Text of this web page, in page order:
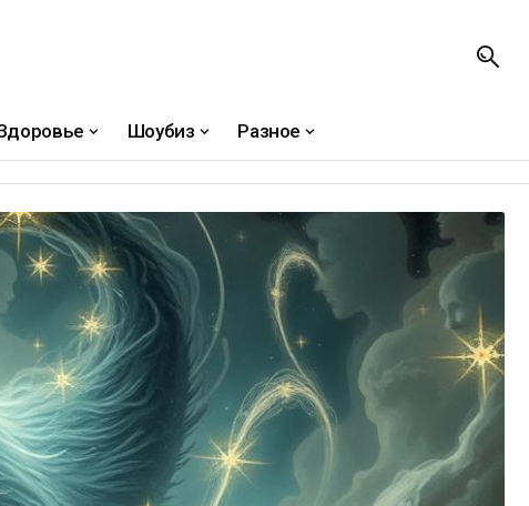
Шоубиз Разное